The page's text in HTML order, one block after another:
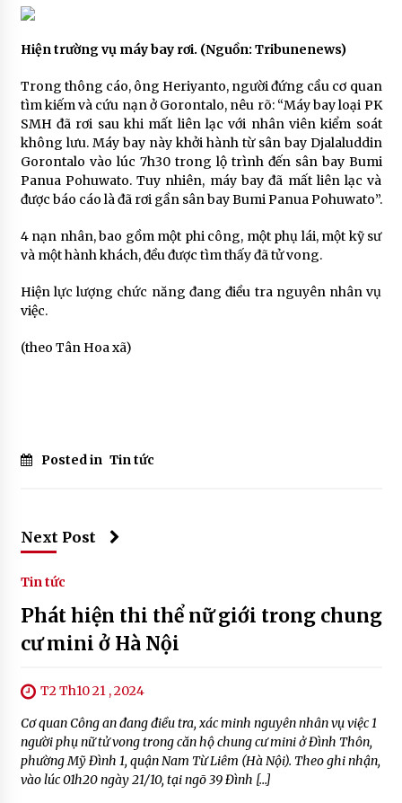
Hiện trường vụ máy bay rơi. (Nguồn: Tribunenews)
Trong thông cáo, ông Heriyanto, người đứng cầu cơ quan
tìm kiếm và cứu nạn ở Gorontalo, nêu rõ: “Máy bay loại PK
SMH đã rơi sau khi mất liên lạc với nhân viên kiểm soát
không lưu. Máy bay này khởi hành từ sân bay Djalaluddin
Gorontalo vào lúc 7h30 trong lộ trình đến sân bay Bumi
Panua Pohuwato. Tuy nhiên, máy bay đã mất liên lạc và
được báo cáo là đã rơi gần sân bay Bumi Panua Pohuwato”.
4 nạn nhân, bao gồm một phi công, một phụ lái, một kỹ sư
và một hành khách, đều được tìm thấy đã tử vong.
Hiện lực lượng chức năng đang điều tra nguyên nhân vụ
việc.
(theo Tân Hoa xã)
Posted in Tin tức
Next Post
Tin tức
Phát hiện thi thể nữ giới trong chung
cư mini ở Hà Nội
T2 Th10 21 , 2024
Cơ quan Công an đang điều tra, xác minh nguyên nhân vụ việc 1
người phụ nữ tử vong trong căn hộ chung cư mini ở Đình Thôn,
phường Mỹ Đình 1, quận Nam Từ Liêm (Hà Nội). Theo ghi nhận,
vào lúc 01h20 ngày 21/10, tại ngõ 39 Đình […]